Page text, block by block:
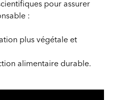
pour assurer
:
plus végétale et
alimentaire durable.